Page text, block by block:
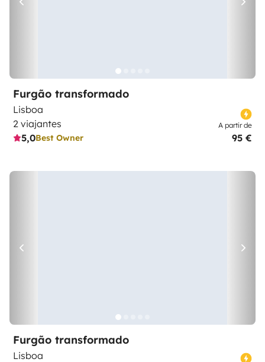
Furgão transformado
Lisboa
2 viajantes
5,0Best Owner
A partir de
95 €
Furgão transformado
Lisboa